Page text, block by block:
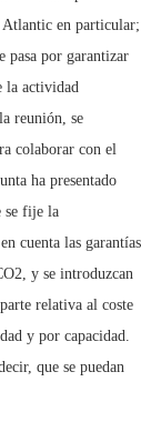
Atlantic en particular;
pasa por garantizar
la actividad
reunión, se
colaborar con el
ha presentado
se fije la
cuenta las garantías
y se introduzcan
relativa al coste
y por capacidad.
que se puedan